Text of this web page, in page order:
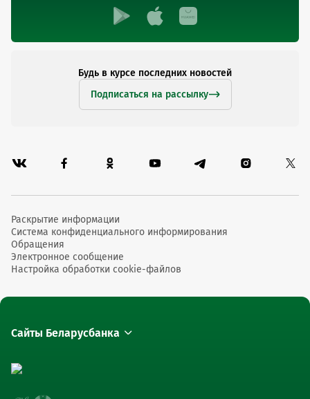
Будь в курсе последних новостей
Подписаться на рассылку
Раскрытие информации
Система конфиденциального информирования
Обращения
Электронное сообщение
Настройка обработки cookie-файлов
Сайты Беларусбанка